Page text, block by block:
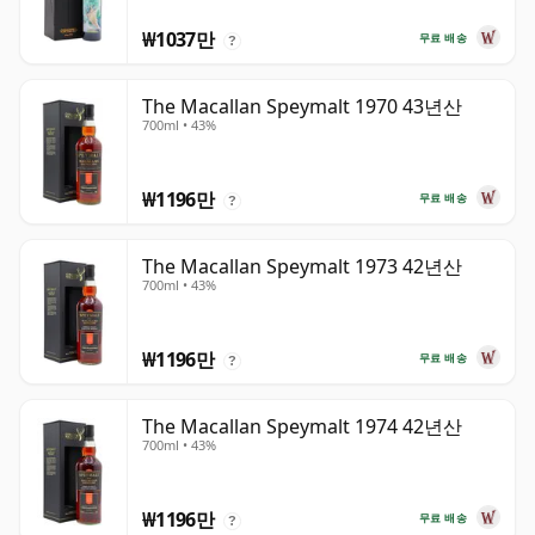
무료 배송
₩1037만 ?
The Macallan Speymalt 1970 43년산
700ml • 43%
무료 배송
₩1196만 ?
The Macallan Speymalt 1973 42년산
700ml • 43%
무료 배송
₩1196만 ?
The Macallan Speymalt 1974 42년산
700ml • 43%
무료 배송
₩1196만 ?